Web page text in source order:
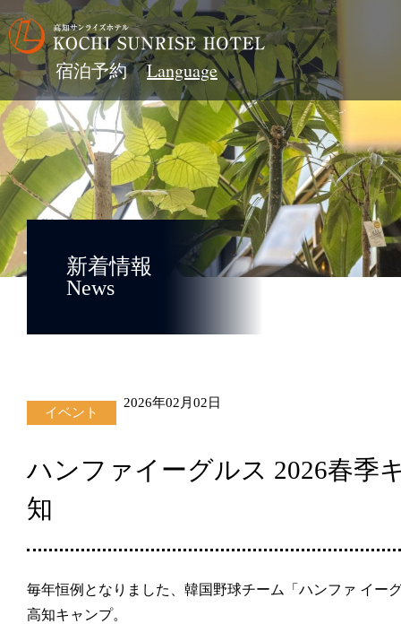
宿泊予約
新着情報
News
イベント
2026年02月02日
ハンファイーグルス 2026春季
知
毎年恒例となりました、韓国野球チーム「ハンファ イー
高知キャンプ。